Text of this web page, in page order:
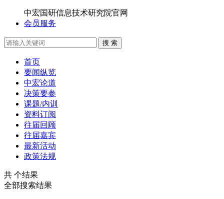
中宏国研信息技术研究院官网
会员服务
搜 索
首页
要闻纵览
中宏论道
决策要参
课题/内训
资料订阅
往届回顾
往届嘉宾
最新活动
政策法规
共 个结果
全部搜索结果